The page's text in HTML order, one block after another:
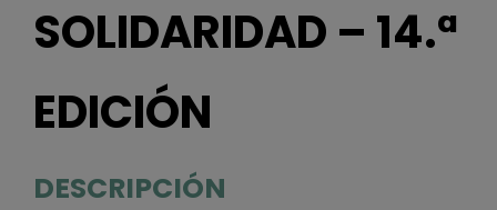
SOLIDARIDAD – 14.ª
EDICIÓN
DESCRIPCIÓN